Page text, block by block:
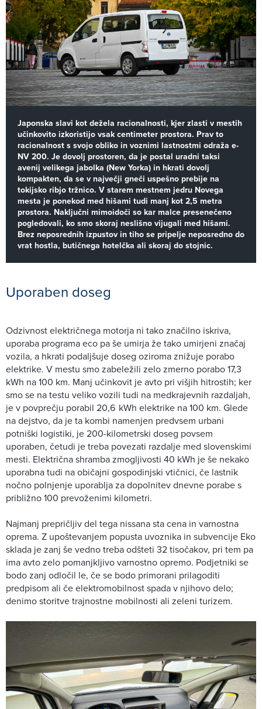
Japonska slavi kot dežela racionalnosti, kjer zlasti v mestih
učinkovito izkoristijo vsak centimeter prostora. Prav to
racionalnost s svojo obliko in voznimi lastnostmi odraža e-
NV 200. Je dovolj prostoren, da je postal uradni taksi
avenij velikega jabolka (New Yorka) in hkrati dovolj
kompakten, da se v največji gneči uspešno prebije na
tokijsko ribjo tržnico. V starem mestnem jedru Novega
mesta je ponekod med hišami tudi manj kot 2,5 metra
prostora. Naključni mimoidoči so kar malce presenečeno
pogledovali, ko smo skoraj neslišno vijugali med hišami.
Brez neposrednih izpustov in tiho se pripelje neposredno do
vrat hostla, butičnega hotelčka ali skoraj do stojnic.
Uporaben doseg
Odzivnost električnega motorja ni tako značilno iskriva,
uporaba programa eco pa še umirja že tako umirjeni značaj
vozila, a hkrati podaljšuje doseg oziroma znižuje porabo
elektrike. V mestu smo zabeležili zelo zmerno porabo 17,3
kWh na 100 km. Manj učinkovit je avto pri višjih hitrostih; ker
smo se na testu veliko vozili tudi na medkrajevnih razdaljah,
je v povprečju porabil 20,6 kWh elektrike na 100 km. Glede
na dejstvo, da je ta kombi namenjen predvsem urbani
potniški logistiki, je 200-kilometrski doseg povsem
uporaben, četudi je treba povezati razdalje med slovenskimi
mesti. Električna shramba zmogljivosti 40 kWh je še nekako
uporabna tudi na običajni gospodinjski vtičnici, če lastnik
nočno polnjenje uporablja za dopolnitev dnevne porabe s
približno 100 prevoženimi kilometri.
Najmanj prepričljiv del tega nissana sta cena in varnostna
oprema. Z upoštevanjem popusta uvoznika in subvencije Eko
sklada je zanj še vedno treba odšteti 32 tisočakov, pri tem pa
ima avto zelo pomanjkljivo varnostno opremo. Podjetniki se
bodo zanj odločil le, če se bodo primorani prilagoditi
predpisom ali če elektromobilnost spada v njihovo delo;
denimo storitve trajnostne mobilnosti ali zeleni turizem.